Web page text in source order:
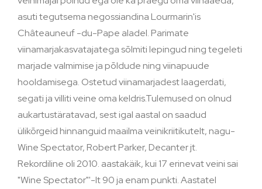
asuti tegutsema negossiandina Lourmarin'is
Châteauneuf -du-Pape aladel. Parimate
viinamarjakasvatajatega sõlmiti lepingud ning tegeleti
marjade valmimise ja põldude ning viinapuude
hooldamisega. Ostetud viinamarjadest laagerdati,
segati ja villiti veine oma keldris.Tulemused on olnud
aukartustäratavad, sest igal aastal on saadud
ülikõrgeid hinnanguid maailma veinikriitikutelt, nagu-
Wine Spectator, Robert Parker, Decanter jt.
Rekordiline oli 2010. aastakäik, kui 17 erinevat veini sai
"Wine Spectator"'-lt 90 ja enam punkti. Aastatel